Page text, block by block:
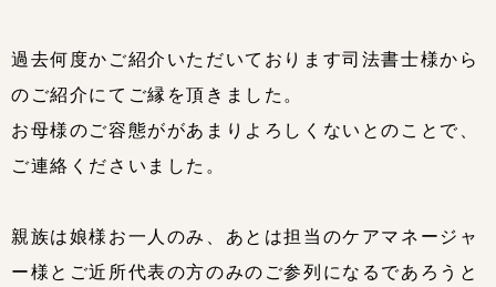
過去何度かご紹介いただいております司法書士様から
のご紹介にてご縁を頂きました。
お母様のご容態ががあまりよろしくないとのことで、
ご連絡くださいました。
親族は娘様お一人のみ、あとは担当のケアマネージャ
ー様とご近所代表の方のみのご参列になるであろうと